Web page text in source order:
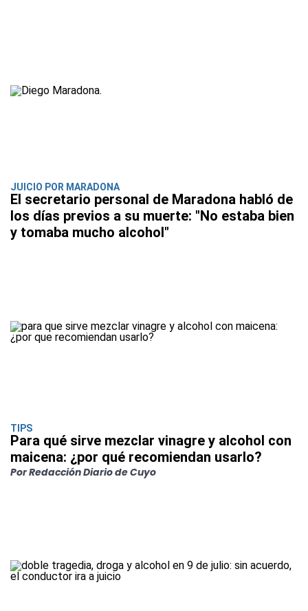
JUICIO POR MARADONA
El secretario personal de Maradona habló de
los días previos a su muerte: "No estaba bien
y tomaba mucho alcohol"
TIPS
Para qué sirve mezclar vinagre y alcohol con
maicena: ¿por qué recomiendan usarlo?
Por Redacción Diario de Cuyo